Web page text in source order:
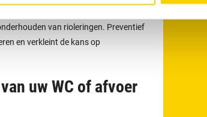
van verstoppingen en lekkages,
van rioleringen. Preventief
en verkleint de kans op
uw WC of afvoer